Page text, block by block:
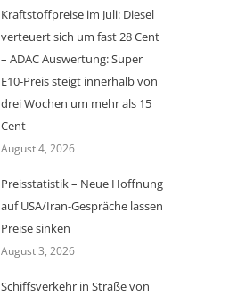
Kraftstoffpreise im Juli: Diesel
verteuert sich um fast 28 Cent
– ADAC Auswertung: Super
E10-Preis steigt innerhalb von
drei Wochen um mehr als 15
Cent
August 4, 2026
Preisstatistik – Neue Hoffnung
auf USA/Iran-Gespräche lassen
Preise sinken
August 3, 2026
Schiffsverkehr in Straße von